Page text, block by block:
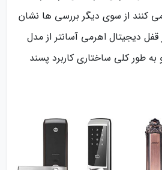
کنند از سوی دیگر بررسی ها نشان
دیجیتال اهرمی آسانتر از مدل
طور کلی ساختاری کاربرد پسند